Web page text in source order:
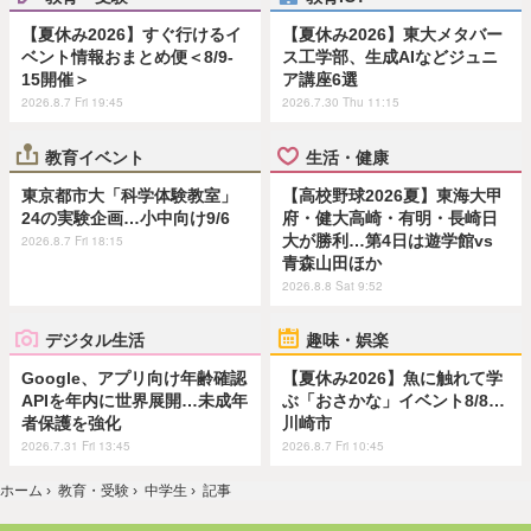
【夏休み2026】すぐ行けるイ
ベント情報おまとめ便＜8/9-
15開催＞
2026.8.7 Fri 19:45
【夏休み2026】東大メタバー
ス工学部、生成AIなどジュニ
ア講座6選
2026.7.30 Thu 11:15
教育イベント
東京都市大「科学体験教室」
24の実験企画…小中向け9/6
2026.8.7 Fri 18:15
生活・健康
【高校野球2026夏】東海大甲
府・健大高崎・有明・長崎日
大が勝利…第4日は遊学館vs
青森山田ほか
2026.8.8 Sat 9:52
デジタル生活
Google、アプリ向け年齢確認
APIを年内に世界展開…未成年
者保護を強化
2026.7.31 Fri 13:45
趣味・娯楽
【夏休み2026】魚に触れて学
ぶ「おさかな」イベント8/8…
川崎市
2026.8.7 Fri 10:45
ホーム › 教育・受験 › 中学生 › 記事